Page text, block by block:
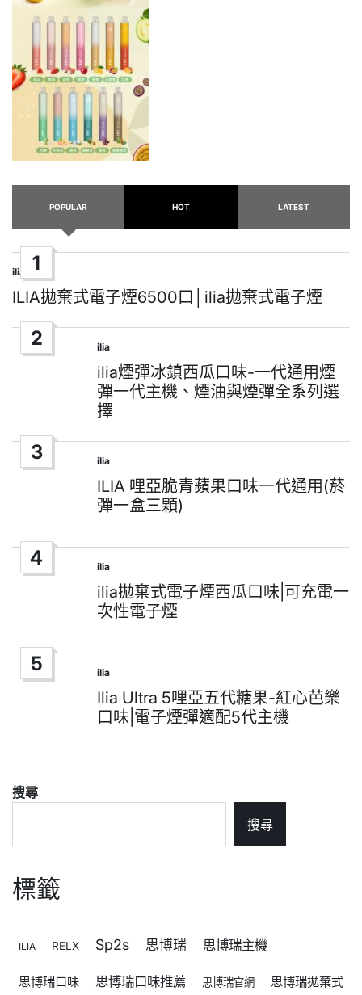
POPULAR HOT LATEST
1
Posted
in
ilia
ILIA拋棄式電子煙6500口│ilia拋棄式電子煙
2
Posted
in
ilia
ilia煙彈冰鎮西瓜口味-一代通用煙
彈一代主機、煙油與煙彈全系列選
擇
3
Posted
in
ilia
ILIA 哩亞脆青蘋果口味一代通用(菸
彈一盒三顆)
4
Posted
in
ilia
ilia拋棄式電子煙西瓜口味|可充電一
次性電子煙
5
Posted
in
ilia
Ilia Ultra 5哩亞五代糖果-紅心芭樂
口味|電子煙彈適配5代主機
搜尋
搜尋
標籤
ILIA RELX Sp2s 思博瑞 思博瑞主機
思博瑞口味 思博瑞口味推薦 思博瑞官網 思博瑞拋棄式